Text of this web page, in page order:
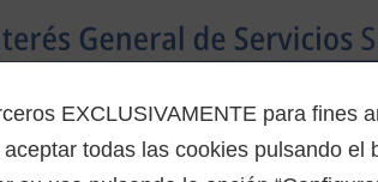
EXCLUSIVAMENTE para fines
todas las cookies pulsando el
La Mancomunidad Programas